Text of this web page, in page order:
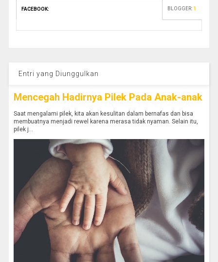
FACEBOOK: BLOGGER: 1
Entri yang Diunggulkan
Mencegah Hadirnya Pilek Pada Anak-anak
Saat mengalami pilek, kita akan kesulitan dalam bernafas dan bisa
membuatnya menjadi rewel karena merasa tidak nyaman. Selain itu,
pilek j...